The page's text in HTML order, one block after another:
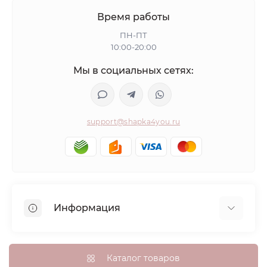
Время работы
ПН-ПТ
10:00-20:00
Мы в социальных сетях:
support@shapka4you.ru
Информация
Доставка, оплата и бонусные баллы
Каталог товаров